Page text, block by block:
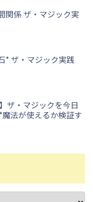
関係 ザ・マジック実
* ザ・マジック実践
ザ・マジックを今日
法が使えるか検証す